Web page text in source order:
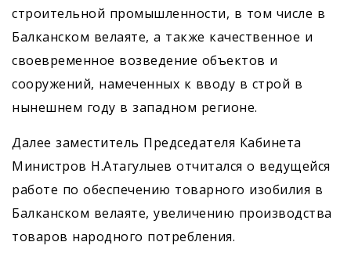
строительной промышленности, в том числе в
Балканском велаяте, а также качественное и
своевременное возведение объектов и
сооружений, намеченных к вводу в строй в
нынешнем году в западном регионе.
Далее заместитель Председателя Кабинета
Министров Н.Атагулыев отчитался о ведущейся
работе по обеспечению товарного изобилия в
Балканском велаяте, увеличению производства
товаров народного пот­ребления.